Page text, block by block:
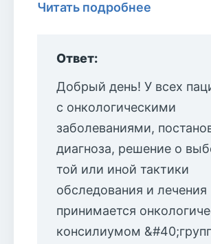
Читать подробнее
Ответ:
Добрый день! У всех
с онкологическими
заболеваниями,
диагноза, решение о
той или иной тактики
обследования и лечения
принимается
консилиумом